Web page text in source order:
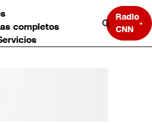
completos
Radio
CNN